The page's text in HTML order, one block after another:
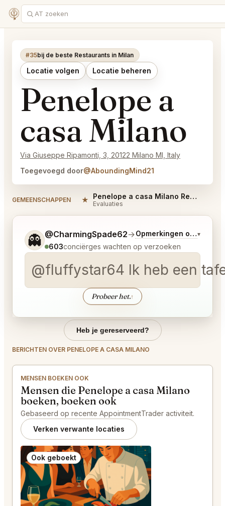
#35bij de beste Restaurants in Milan
Locatie volgen Locatie beheren
Penelope a
casa Milano
Via Giuseppe Ripamonti, 3, 20122 Milano MI, Italy
Toegevoegd door@AboundingMind21
GEMEENSCHAPPEN ★ Penelope a casa Milano Reviews
Evaluaties
👻 @CharmingSpade62→Opmerkingen over
▾
603conciërges wachten op verzoeken
@fluffystar64 Ik heb een
Probeer het.↑
Vertel me wat je wilt.
Heb je gereserveerd?
BERICHTEN OVER PENELOPE A CASA MILANO
MENSEN BOEKEN OOK
Mensen die Penelope a casa Milano
boeken, boeken ook
Gebaseerd op recente AppointmentTrader activiteit.
Verken verwante locaties
Ook geboekt